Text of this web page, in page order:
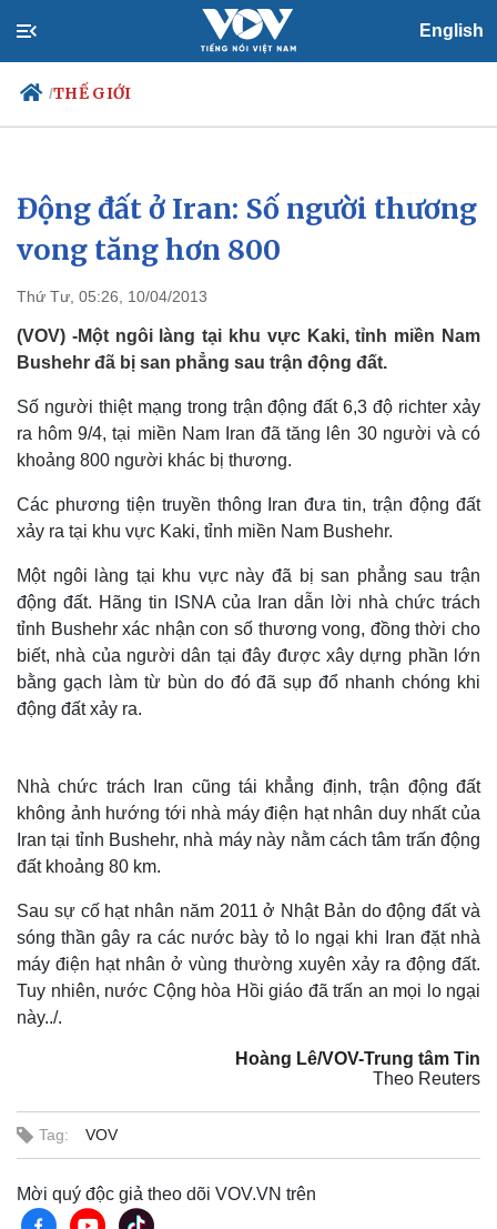
English
/THẾ GIỚI
Chính trị
Tổ chức nhân sự
Nhận diện sự thật
Xã hội
Tin 24h
Dự báo thời tiết
Việc làm
Biển đảo
Động đất ở Iran: Số người thương
vong tăng hơn 800
Thứ Tư, 05:26, 10/04/2013
(VOV) -Một ngôi làng tại khu vực Kaki, tỉnh miền Nam
Bushehr đã bị san phẳng sau trận động đất.
Số người thiệt mạng trong trận động đất 6,3 độ richter xảy
ra hôm 9/4, tại miền Nam Iran đã tăng lên 30 người và có
khoảng 800 người khác bị thương.
Các phương tiện truyền thông Iran đưa tin, trận động đất
xảy ra tại khu vực Kaki, tỉnh miền Nam Bushehr.
Một ngôi làng tại khu vực này đã bị san phẳng sau trận
động đất. Hãng tin ISNA của Iran dẫn lời nhà chức trách
tỉnh Bushehr xác nhận con số thương vong, đồng thời cho
biết, nhà của người dân tại đây được xây dựng phần lớn
bằng gạch làm từ bùn do đó đã sụp đổ nhanh chóng khi
động đất xảy ra.
Nhà chức trách Iran cũng tái khẳng định, trận động đất
không ảnh hướng tới nhà máy điện hạt nhân duy nhất của
Iran tại tỉnh Bushehr, nhà máy này nằm cách tâm trấn động
đất khoảng 80 km.
Sau sự cố hạt nhân năm 2011 ở Nhật Bản do động đất và
sóng thần gây ra các nước bày tỏ lo ngại khi Iran đặt nhà
máy điện hạt nhân ở vùng thường xuyên xảy ra động đất.
Tuy nhiên, nước Cộng hòa Hồi giáo đã trấn an mọi lo ngại
này../.
Hoàng Lê/VOV-Trung tâm Tin
Theo Reuters
Tag: VOV
Mời quý độc giả theo dõi VOV.VN trên